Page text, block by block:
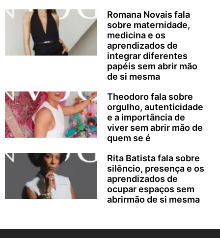
Romana Novais fala
sobre maternidade,
medicina e os
aprendizados de
integrar diferentes
papéis sem abrir mão
de si mesma
Theodoro fala sobre
orgulho, autenticidade
e a importância de
viver sem abrir mão de
quem se é
Rita Batista fala sobre
silêncio, presença e os
aprendizados de
ocupar espaços sem
abrirmão de si mesma